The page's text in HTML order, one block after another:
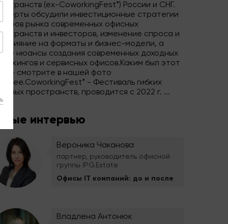
(ex-CoworkingFest*) России и СНГ.
обсудили инвестиционные стратегии
рынка современных офисных
и инвесторов, изменение спроса и
влияние на форматы и бизнес-модели, а
нюансы создания современных доходных
и сервисных офисов.Каким был этот
- смотрите в нашей фото
- Фестиваль гибких
пространств, проводится с 2022 г. ...
интервью
Вероника Чаканова
партнер, руководитель офисной
группы IPG.Estate
Офисы IT компаний: до и после
Владлена Антонюк